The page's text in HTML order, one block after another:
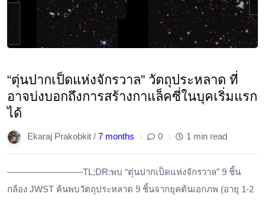
“ตุ่นปากเป็ดแห่งจักรวาล” วัตถุประหลาด ที่
อาจบ่งบอกถึงการสร้างกาแล็คซี่ในบุคเริ่มแรก
ได้
Ekaraj Prakobkit / 7 months 0 1 min read
————————–TL;DR:พบ “ตุ่นปากเป็ดแห่งจักรวาล” 9 ชิ้น
กล้อง JWST ค้นพบวัตถุประหลาด 9 ชิ้นจากยุคต้นเอกภพ (อายุ 1-2